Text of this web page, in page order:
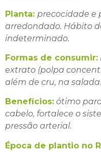
Planta: precocidade e
arredondado. Hábito
indeterminado.
Formas de consumir:
extrato (polpa
além de cru, na salada.
Benefícios: ótimo
cabelo, fortalece o
pressão arterial.
Época de plantio no